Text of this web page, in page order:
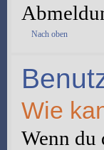
Nach oben
Wie
Wenn du